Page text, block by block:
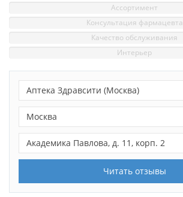
Ассортимент
Консультация фармацевта
Качество обслуживания
Интерьер
Аптека Здравсити (Москва)
Москва
Академика Павлова, д. 11, корп. 2
Читать отзывы